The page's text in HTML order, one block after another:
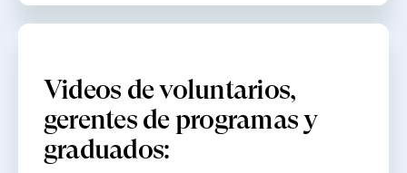
Videos de voluntarios,
gerentes de programas y
graduados: